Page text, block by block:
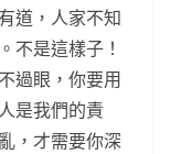
道，人家不知
不是這樣子！
過眼，你要用
是我們的責
，才需要你深